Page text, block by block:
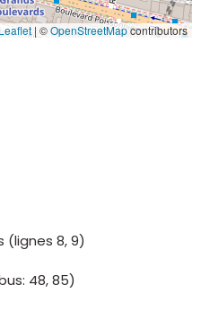
| ©OpenStreetMapcontributors
(lignes 8, 9)
48, 85)